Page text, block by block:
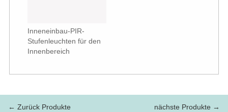
Inneneinbau-PIR-
Stufenleuchten für den
Innenbereich
← Zurück Produkte nächste Produkte →